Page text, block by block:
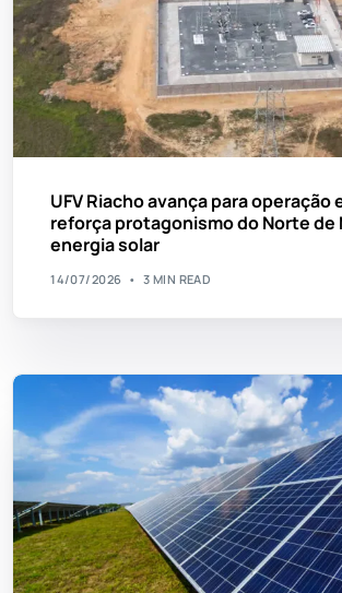
UFV Riacho avança para operação
reforça protagonismo do Norte de
energia solar
14/07/2026 3 MIN READ